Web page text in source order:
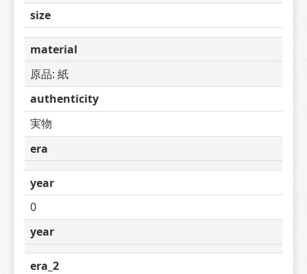
size
material
原品: 紙
authenticity
実物
era
year
0
year
era_2